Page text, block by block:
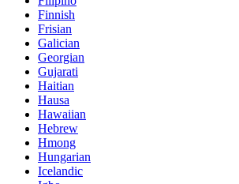
Finnish
Frisian
Galician
Georgian
Gujarati
Haitian
Hausa
Hawaiian
Hebrew
Hmong
Hungarian
Icelandic